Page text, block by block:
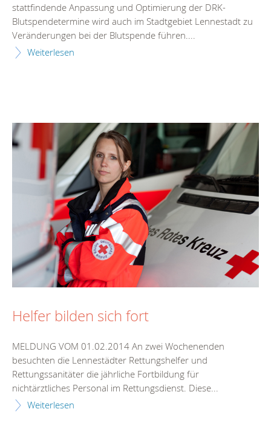
stattfindende Anpassung und Optimierung der DRK-
Blutspendetermine wird auch im Stadtgebiet Lennestadt zu
Veränderungen bei der Blutspende führen....
Weiterlesen
Helfer bilden sich fort
MELDUNG VOM 01.02.2014 An zwei Wochenenden
besuchten die Lennestädter Rettungshelfer und
Rettungssanitäter die jährliche Fortbildung für
nichtärztliches Personal im Rettungsdienst. Diese...
Weiterlesen